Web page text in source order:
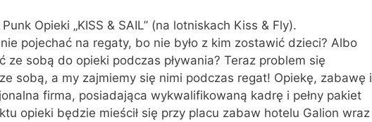
Opieki „KISS & SAIL” (na lotniskach Kiss & Fly).
pojechać na regaty, bo nie było z kim zostawić dzieci? Albo
ze sobą do opieki podczas pływania? Teraz problem się
sobą, a my zajmiemy się nimi podczas regat! Opiekę, zabawę i
firma, posiadająca wykwalifikowaną kadrę i pełny pakiet
opieki będzie mieścił się przy placu zabaw hotelu Galion wraz